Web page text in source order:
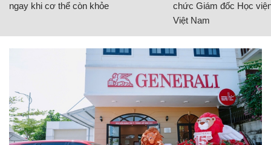
ngay khi cơ thể còn khỏe
chức Giám đốc Học
Việt Nam